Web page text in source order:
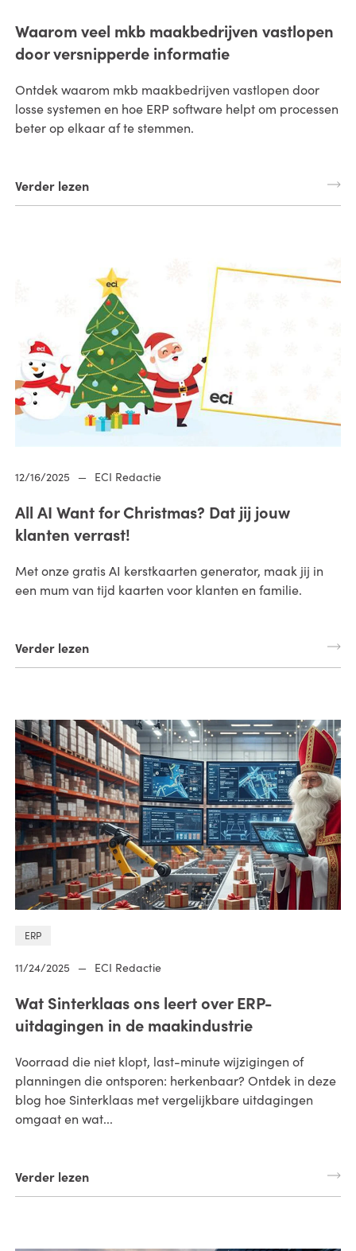
Waarom veel mkb maakbedrijven vastlopen
door versnipperde informatie
Ontdek waarom mkb maakbedrijven vastlopen door
losse systemen en hoe ERP software helpt om processen
beter op elkaar af te stemmen.
Verder lezen
12/16/2025 — ECI Redactie
All AI Want for Christmas? Dat jij jouw
klanten verrast!
Met onze gratis AI kerstkaarten generator, maak jij in
een mum van tijd kaarten voor klanten en familie.
Verder lezen
ERP
11/24/2025 — ECI Redactie
Wat Sinterklaas ons leert over ERP-
uitdagingen in de maakindustrie
Voorraad die niet klopt, last-minute wijzigingen of
planningen die ontsporen: herkenbaar? Ontdek in deze
blog hoe Sinterklaas met vergelijkbare uitdagingen
omgaat en wat...
Verder lezen